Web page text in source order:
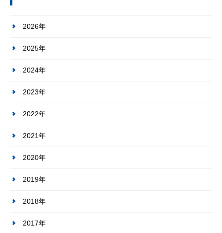
2026年
2025年
2024年
2023年
2022年
2021年
2020年
2019年
2018年
2017年